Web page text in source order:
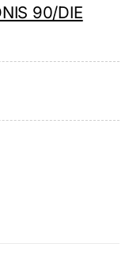
90/DIE